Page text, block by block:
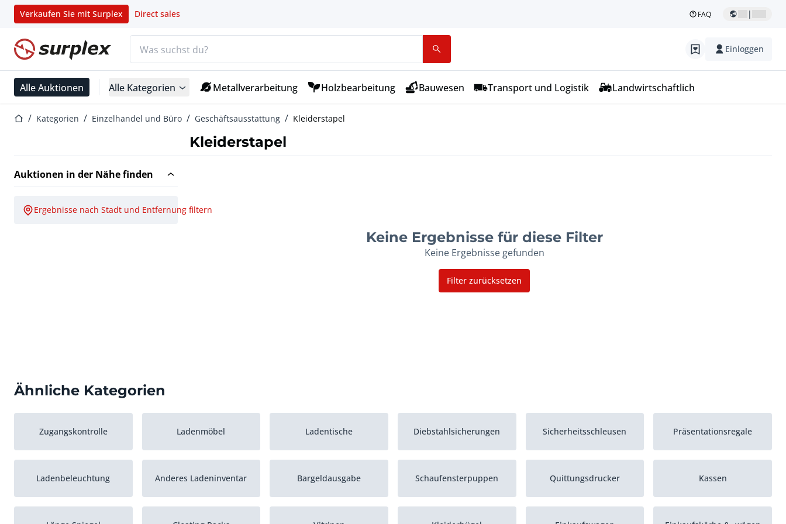
Verkaufen Sie mit Surplex Direct sales FAQ |
Startseite Einloggen
Alle Auktionen Alle Kategorien Metallverarbeitung Holzbearbeitung Bauwesen Transport und Logistik Landwirtschaftlich
StartseiteKategorien Einzelhandel und Büro Geschäftsausstattung Kleiderstapel
Kleiderstapel
Auktionen in der Nähe finden
Ergebnisse nach Stadt und Entfernung filtern
Keine Ergebnisse für diese Filter
Keine Ergebnisse gefunden
Filter zurücksetzen
Ähnliche Kategorien
Zugangskontrolle Ladenmöbel Ladentische Diebstahlsicherungen Sicherheitsschleusen Präsentationsregale
Ladenbeleuchtung Anderes Ladeninventar Bargeldausgabe Schaufensterpuppen Quittungsdrucker Kassen